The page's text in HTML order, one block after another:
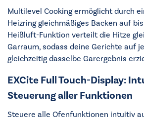
Multilevel Cooking ermöglicht durch
Heizring gleichmäßiges Backen auf
Heißluft-Funktion verteilt die Hitze
Garraum, sodass deine Gerichte auf
gleichzeitig dasselbe Garergebnis
EXCite Full Touch-Display:
Steuerung aller Funktionen
Steuere alle Ofenfunktionen intuitiv